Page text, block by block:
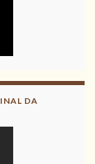
DA